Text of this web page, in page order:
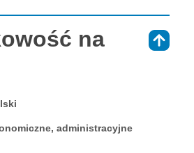
na
administracyjne